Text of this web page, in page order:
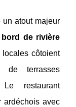
un atout majeur
de rivière
côtoient
de terrasses
restaurant
ardéchois avec